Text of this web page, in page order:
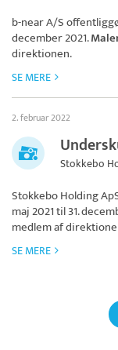
b-near A/S
december 2021.
direktionen.
SE MERE
2. februar 2022
Stokkebo
Stokkebo Holding
maj 2021 til 31.
medlem af
SE MERE